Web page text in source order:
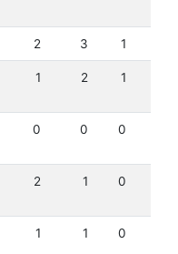
2 3 1
1 2 1
0 0 0
2 1 0
1 1 0